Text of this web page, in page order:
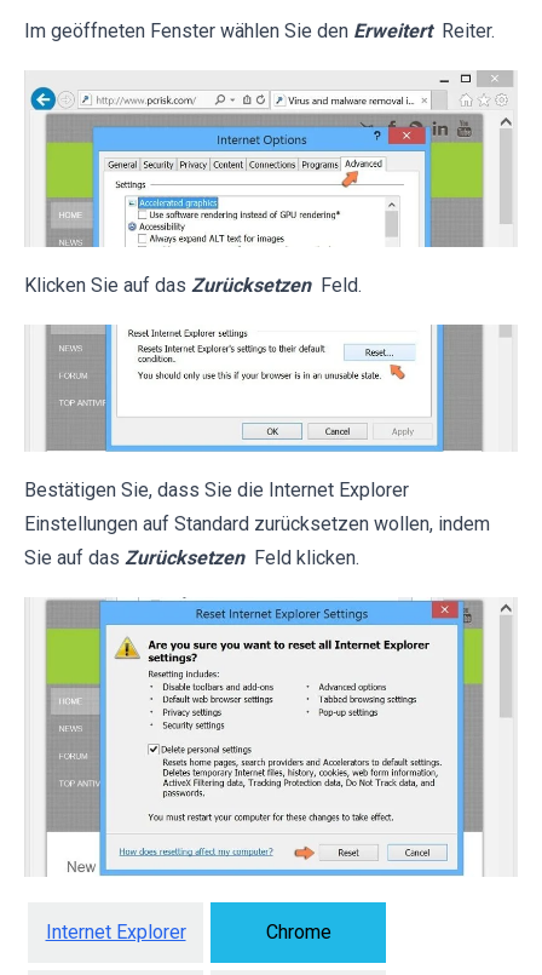
Im geöffneten Fenster wählen Sie den Erweitert Reiter.
Klicken Sie auf das Zurücksetzen Feld.
Bestätigen Sie, dass Sie die Internet Explorer
Einstellungen auf Standard zurücksetzen wollen, indem
Sie auf das Zurücksetzen Feld klicken.
Internet Explorer Chrome